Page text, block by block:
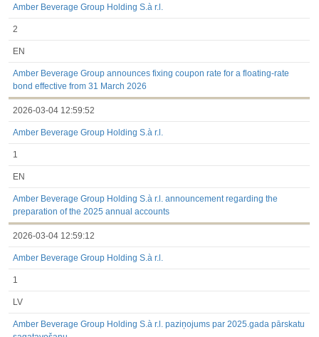
Amber Beverage Group Holding S.à r.l.
2
EN
Amber Beverage Group announces fixing coupon rate for a floating-rate
bond effective from 31 March 2026
2026-03-04 12:59:52
Amber Beverage Group Holding S.à r.l.
1
EN
Amber Beverage Group Holding S.à r.l. announcement regarding the
preparation of the 2025 annual accounts
2026-03-04 12:59:12
Amber Beverage Group Holding S.à r.l.
1
LV
Amber Beverage Group Holding S.à r.l. paziņojums par 2025.gada pārskatu